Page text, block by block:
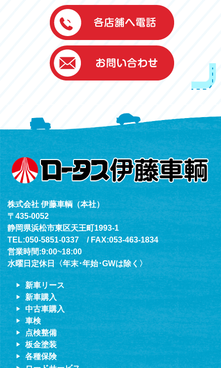
伊藤車輌（本社）
050-5851-0337
グッドワン浜松
050-5851-0338
浜北店
050-5851-0339
（年中無休24h対応）
株式会社 伊藤車輌（本社）
〒435-0052
静岡県浜松市東区天王町1993-1
TEL:050-5851-0337 / FAX:053-463-1834
営業時間:9:00~18:00
水曜日定休日〈年末･年始･GWは除く〉
新車リース
新車購入
中古車購入
車検
点検整備
板金塗装
各種保険